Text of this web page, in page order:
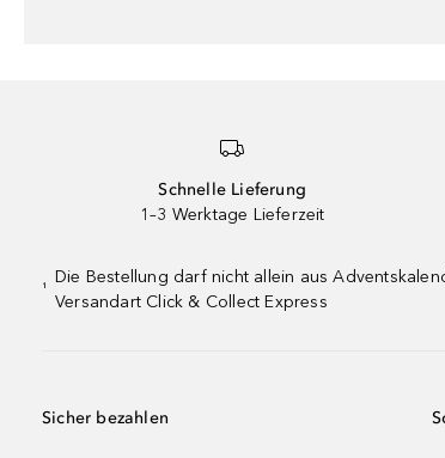
Schnelle Lieferung
1–3 Werktage Lieferzeit
¹
Die Bestellung darf nicht allein aus
Versandart Click & Collect Express
Sicher bezahlen